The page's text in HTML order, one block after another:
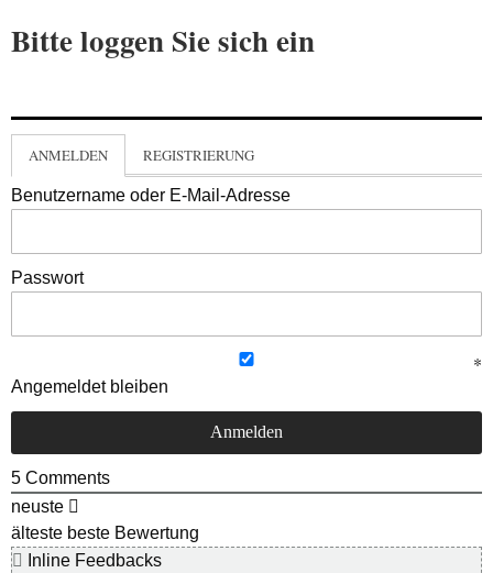
Bitte loggen Sie sich ein
ANMELDEN REGISTRIERUNG
Benutzername oder E-Mail-Adresse
Passwort
Angemeldet bleiben
5 Comments
neuste
älteste beste Bewertung
Inline Feedbacks